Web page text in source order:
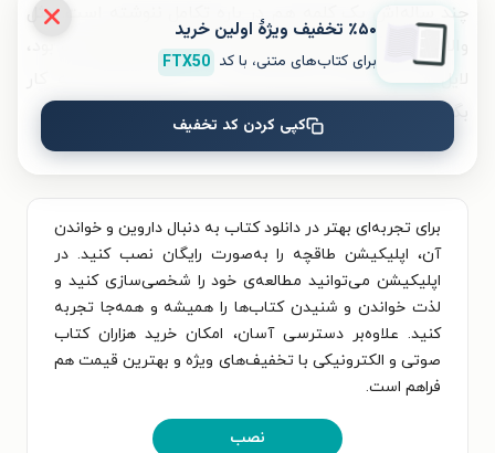
چند ساله‌اش یک کلمه هم در باره تکامل ننوشته است. مثل
والاس که همزمان با چارلز انتخاب طبیعی را کشف کرده بود،
لایل هم نمی‌تواند نظریه تکامل را در مورد انسان به کار
بگیرد.
برای تجربه‌ای بهتر در دانلود کتاب به دنبال داروین و خواندن
آن، اپلیکیشن طاقچه را به‌صورت رایگان نصب کنید. در
اپلیکیشن می‌توانید مطالعه‌ی خود را شخصی‌سازی کنید و
لذت خواندن و شنیدن کتاب‌ها را همیشه و همه‌جا تجربه
کنید. علاوه‌بر دسترسی آسان، امکان خرید هزاران کتاب
صوتی و الکترونیکی با تخفیف‌های ویژه و بهترین قیمت هم
فراهم است.
نصب
٪۵۰ تخفیف ویژۀ اولین خرید
برای کتاب‌های متنی، با کد FTX50
کپی کردن کد تخفیف